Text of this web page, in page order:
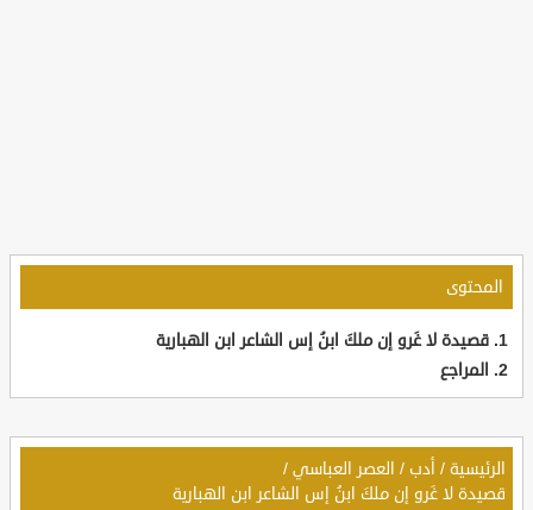
المحتوى
قصيدة لا غَرو إن ملكَ ابنُ إس الشاعر ابن الهبارية
المراجع
الرئيسية / أدب / العصر العباسي /
قصيدة لا غَرو إن ملكَ ابنُ إس الشاعر ابن الهبارية